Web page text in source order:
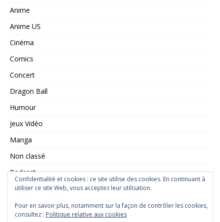
Anime
Anime US
Cinéma
Comics
Concert
Dragon Ball
Humour
Jeux Vidéo
Manga
Non classé
Podcast
Saint Seiya
Série TV
Confidentialité et cookies : ce site utilise des cookies. En continuant à
utiliser ce site Web, vous acceptez leur utilisation.
Pour en savoir plus, notamment sur la façon de contrôler les cookies,
consultez : Politique relative aux cookies